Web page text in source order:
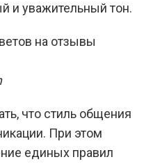
и уважительный тон.
что стиль общения
При этом
единых правил